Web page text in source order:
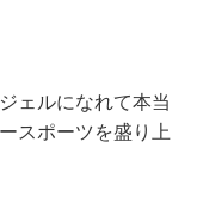
ェルになれて本当
スポーツを盛り上